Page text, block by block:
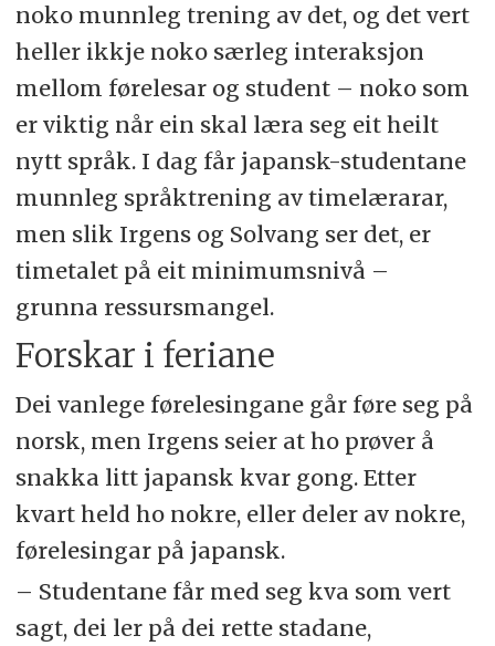
noko munnleg trening av det, og det vert
heller ikkje noko særleg interaksjon
mellom førelesar og student – noko som
er viktig når ein skal læra seg eit heilt
nytt språk. I dag får japansk-studentane
munnleg språktrening av timelærarar,
men slik Irgens og Solvang ser det, er
timetalet på eit minimumsnivå –
grunna ressursmangel.
Forskar i feriane
Dei vanlege førelesingane går føre seg på
norsk, men Irgens seier at ho prøver å
snakka litt japansk kvar gong. Etter
kvart held ho nokre, eller deler av nokre,
førelesingar på japansk.
– Studentane får med seg kva som vert
sagt, dei ler på dei rette stadane,